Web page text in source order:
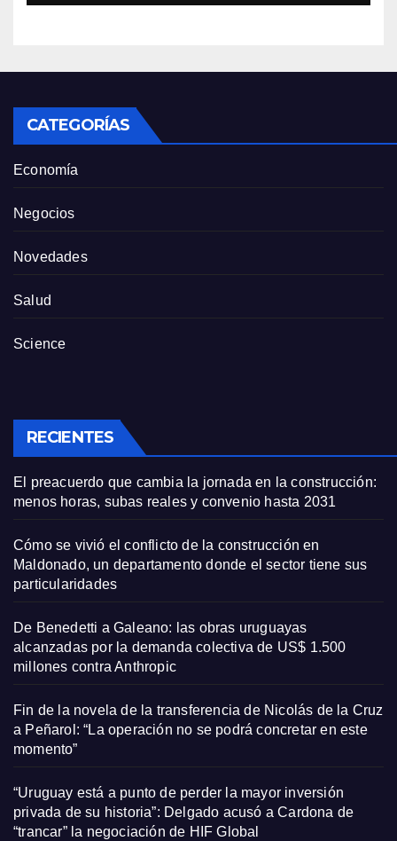
este momento”
CATEGORÍAS
Economía
Negocios
Novedades
Salud
Science
RECIENTES
El preacuerdo que cambia la jornada en la construcción:
menos horas, subas reales y convenio hasta 2031
Cómo se vivió el conflicto de la construcción en
Maldonado, un departamento donde el sector tiene sus
particularidades
De Benedetti a Galeano: las obras uruguayas
alcanzadas por la demanda colectiva de US$ 1.500
millones contra Anthropic
Fin de la novela de la transferencia de Nicolás de la Cruz
a Peñarol: “La operación no se podrá concretar en este
momento”
“Uruguay está a punto de perder la mayor inversión
privada de su historia”: Delgado acusó a Cardona de
“trancar” la negociación de HIF Global